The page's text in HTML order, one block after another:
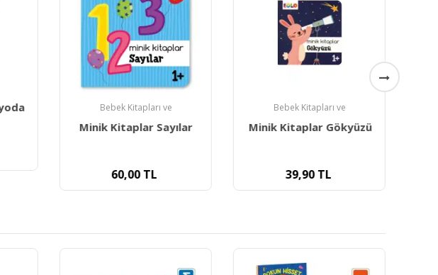
Bebek Kitapları ve
Minik Kitaplar Sayılar
60,00TL
Bebek Kitapları ve
Minik Kitaplar Gökyüzü
39,90TL